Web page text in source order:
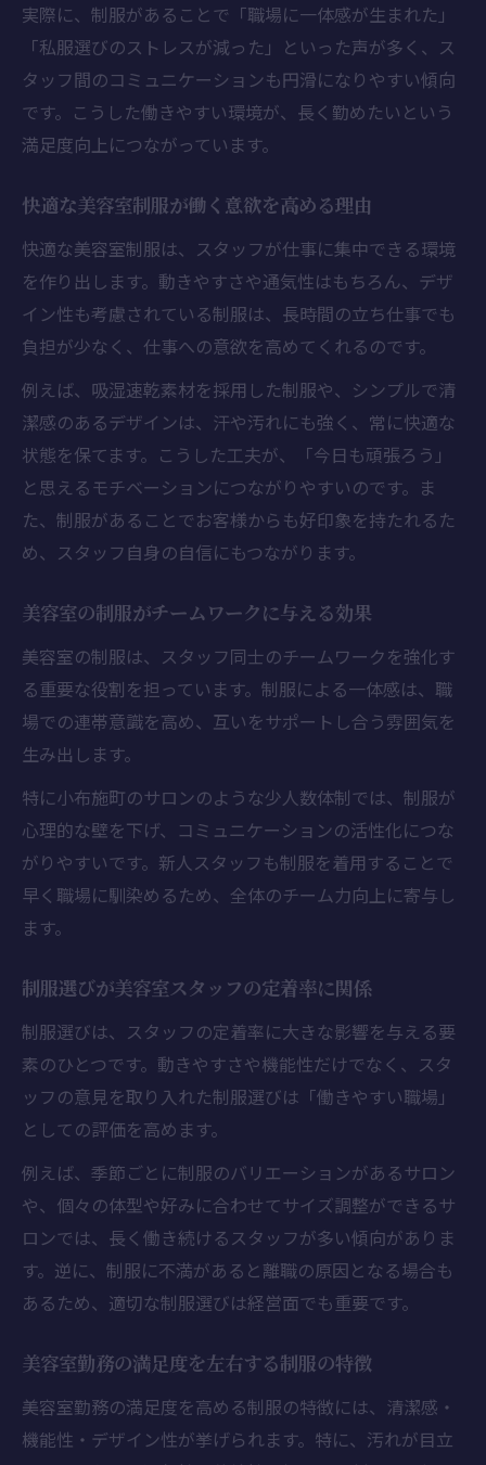
実際に、制服があることで「職場に一体感が生まれた」
「私服選びのストレスが減った」といった声が多く、ス
タッフ間のコミュニケーションも円滑になりやすい傾向
です。こうした働きやすい環境が、長く勤めたいという
満足度向上につながっています。
快適な美容室制服が働く意欲を高める理由
快適な美容室制服は、スタッフが仕事に集中できる環境
を作り出します。動きやすさや通気性はもちろん、デザ
イン性も考慮されている制服は、長時間の立ち仕事でも
負担が少なく、仕事への意欲を高めてくれるのです。
例えば、吸湿速乾素材を採用した制服や、シンプルで清
潔感のあるデザインは、汗や汚れにも強く、常に快適な
状態を保てます。こうした工夫が、「今日も頑張ろう」
と思えるモチベーションにつながりやすいのです。ま
た、制服があることでお客様からも好印象を持たれるた
め、スタッフ自身の自信にもつながります。
美容室の制服がチームワークに与える効果
美容室の制服は、スタッフ同士のチームワークを強化す
る重要な役割を担っています。制服による一体感は、職
場での連帯意識を高め、互いをサポートし合う雰囲気を
生み出します。
特に小布施町のサロンのような少人数体制では、制服が
心理的な壁を下げ、コミュニケーションの活性化につな
がりやすいです。新人スタッフも制服を着用することで
早く職場に馴染めるため、全体のチーム力向上に寄与し
ます。
制服選びが美容室スタッフの定着率に関係
制服選びは、スタッフの定着率に大きな影響を与える要
素のひとつです。動きやすさや機能性だけでなく、スタ
ッフの意見を取り入れた制服選びは「働きやすい職場」
としての評価を高めます。
例えば、季節ごとに制服のバリエーションがあるサロン
や、個々の体型や好みに合わせてサイズ調整ができるサ
ロンでは、長く働き続けるスタッフが多い傾向がありま
す。逆に、制服に不満があると離職の原因となる場合も
あるため、適切な制服選びは経営面でも重要です。
美容室勤務の満足度を左右する制服の特徴
美容室勤務の満足度を高める制服の特徴には、清潔感・
機能性・デザイン性が挙げられます。特に、汚れが目立